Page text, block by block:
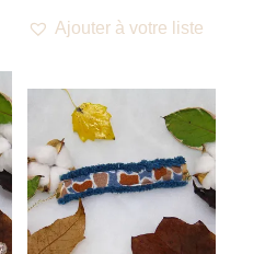
Ajouter à votre liste